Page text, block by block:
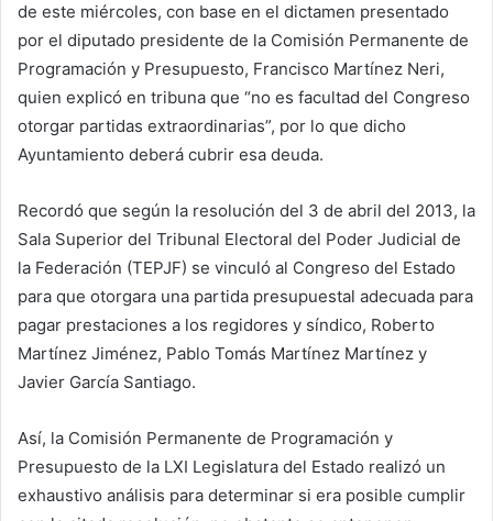
de este miércoles, con base en el dictamen presentado
por el diputado presidente de la Comisión Permanente de
Programación y Presupuesto, Francisco Martínez Neri,
quien explicó en tribuna que “no es facultad del Congreso
otorgar partidas extraordinarias”, por lo que dicho
Ayuntamiento deberá cubrir esa deuda.
Recordó que según la resolución del 3 de abril del 2013, la
Sala Superior del Tribunal Electoral del Poder Judicial de
la Federación (TEPJF) se vinculó al Congreso del Estado
para que otorgara una partida presupuestal adecuada para
pagar prestaciones a los regidores y síndico, Roberto
Martínez Jiménez, Pablo Tomás Martínez Martínez y
Javier García Santiago.
Así, la Comisión Permanente de Programación y
Presupuesto de la LXI Legislatura del Estado realizó un
exhaustivo análisis para determinar si era posible cumplir